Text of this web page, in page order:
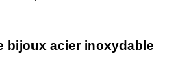
bijoux acier inoxydable